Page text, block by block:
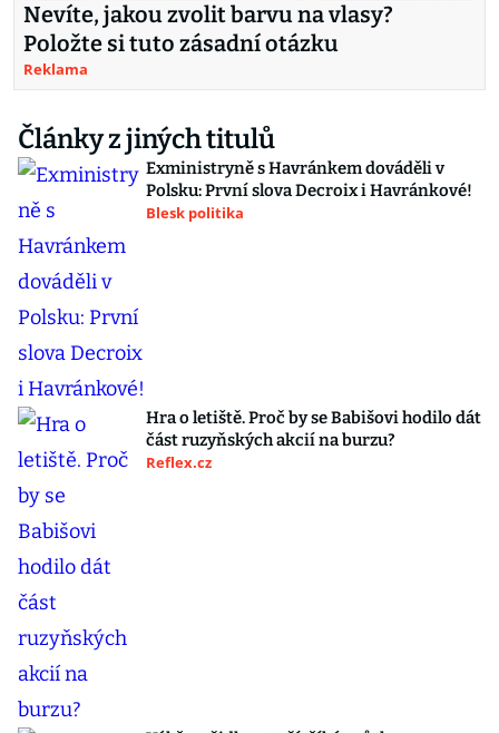
Nevíte, jakou zvolit barvu na vlasy?
Položte si tuto zásadní otázku
Reklama
Články z jiných titulů
Exministryně s Havránkem dováděli v
Polsku: První slova Decroix i Havránkové!
Blesk politika
Hra o letiště. Proč by se Babišovi hodilo dát
část ruzyňských akcií na burzu?
Reflex.cz